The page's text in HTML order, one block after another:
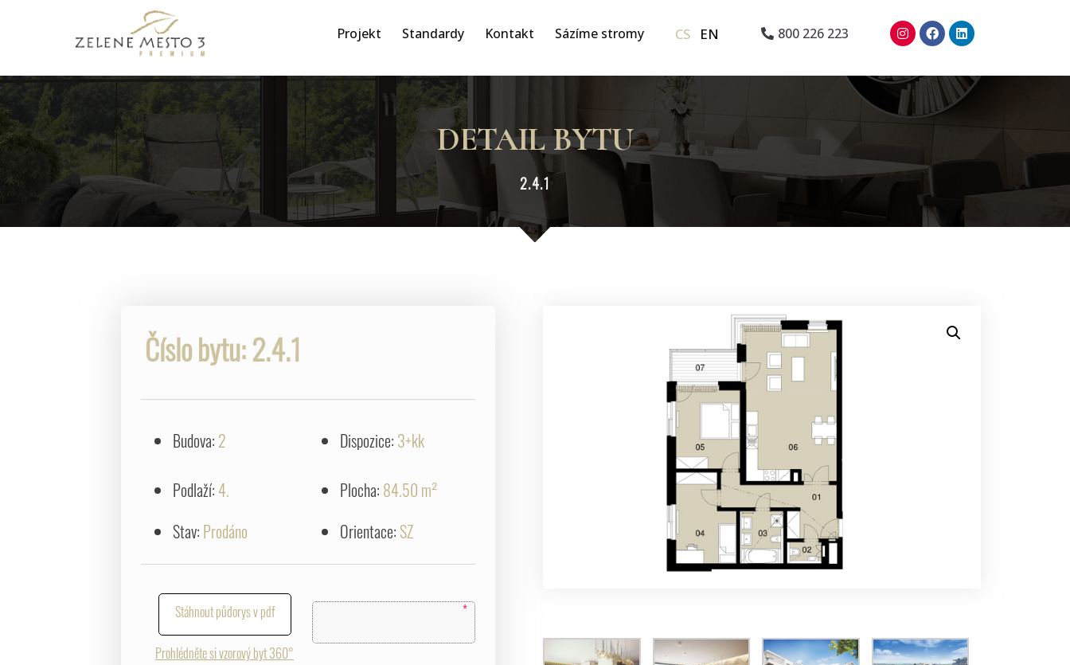
Projekt Standardy Kontakt Sázíme stromy CS EN 800 226 223
DETAIL BYTU
2.4.1
Číslo bytu: 2.4.1
Budova: 2 Dispozice: 3+kk
Podlaží: 4.
Stav: Prodáno
Plocha: 84.50 m²
Orientace: SZ
*
Stáhnout půdorys v pdf
Prohlédněte si vzorový byt 360°